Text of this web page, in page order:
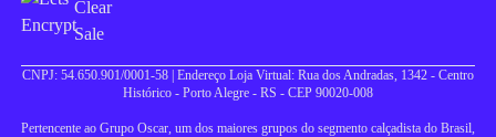
CNPJ: 54.650.901/0001-58 | Endereço Loja Virtual: Rua dos Andradas, 1342 - Centro
Histórico - Porto Alegre - RS - CEP 90020-008
Pertencente ao Grupo Oscar, um dos maiores grupos do segmento calçadista do Brasil,